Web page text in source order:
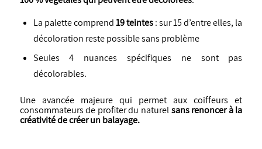
La palette comprend19 teintes: sur 15 d’entre elles, la
décoloration reste possible sans problème
Seules 4 nuances spécifiques ne sont pas
décolorables.
Une avancée majeure qui permet aux coiffeurs et
consommateurs de profiter du naturelsans renoncer à la
créativité de créer un balayage.